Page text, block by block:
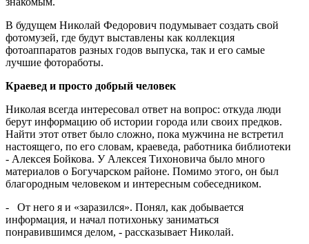
В будущем Николай Федорович подумывает создать свой
фотомузей, где будут выставлены как коллекция
фотоаппаратов разных годов выпуска, так и его самые
лучшие фотоработы.
Краевед и просто добрый человек
Николая всегда интересовал ответ на вопрос: откуда люди
берут информацию об истории города или своих предков.
Найти этот ответ было сложно, пока мужчина не встретил
настоящего, по его словам, краеведа, работника библиотеки
- Алексея Бойкова. У Алексея Тихоновича было много
материалов о Богучарском районе. Помимо этого, он был
благородным человеком и интересным собеседником.
- От него я и «заразился». Понял, как добывается
информация, и начал потихоньку заниматься
понравившимся делом, - рассказывает Николай.